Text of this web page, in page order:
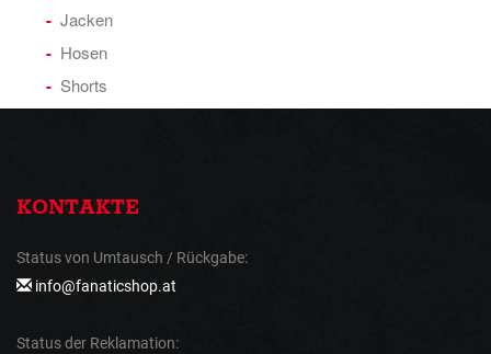
Jacken
Hosen
Shorts
KONTAKTE
Status von Umtausch / Rückgabe:
info@fanaticshop.at
Status der Reklamation: